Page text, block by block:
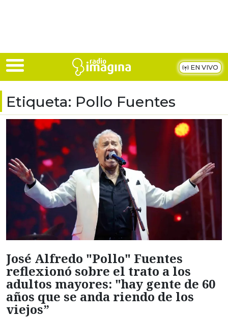
EN VIVO
Etiqueta: Pollo Fuentes
José Alfredo "Pollo" Fuentes
reflexionó sobre el trato a los
adultos mayores: "hay gente de 60
años que se anda riendo de los
viejos”